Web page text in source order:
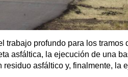
trabajo profundo para los tramos
asfáltica, la ejecución de una
residuo asfáltico y, finalmente, la